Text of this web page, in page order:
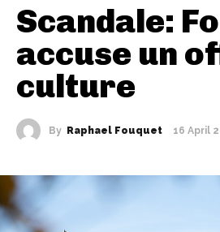
Scandale:
accuse un
culture
By Raphael Fouquet 16 April